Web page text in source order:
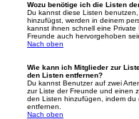
Wozu benötige ich die Listen
Du kannst diese Listen
hinzufügst, werden in deinem
kannst ihnen schnell eine
Freunde auch hervorgehoben
Nach oben
Wie kann ich Mitglieder zur
den Listen entfernen?
Du kannst Benutzer auf zwei
zur Liste der Freunde und einen
den Listen hinzufügen, indem du
entfernen.
Nach oben